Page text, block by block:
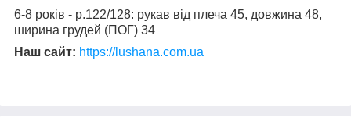
6-8 років - р.122/128: рукав від плеча 45, довжина 48,
ширина грудей (ПОГ) 34
Наш сайт: https://lushana.com.ua